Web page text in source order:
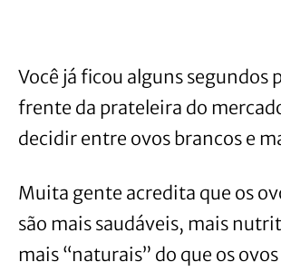
Você já ficou alguns segundos
frente da prateleira do
decidir entre ovos brancos e
Muita gente acredita que os
são mais saudáveis, mais
mais “naturais” do que os